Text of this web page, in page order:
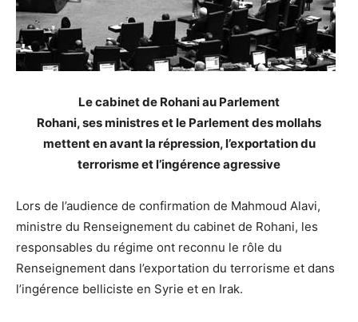
Le cabinet de Rohani au Parlement
Rohani, ses ministres et le Parlement des mollahs
mettent en avant la répression, l’exportation du
terrorisme et l’ingérence agressive
Lors de l’audience de confirmation de Mahmoud Alavi,
ministre du Renseignement du cabinet de Rohani, les
responsables du régime ont reconnu le rôle du
Renseignement dans l’exportation du terrorisme et dans
l’ingérence belliciste en Syrie et en Irak.